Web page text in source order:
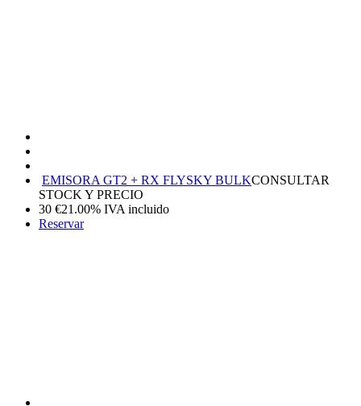
EMISORA GT2 + RX FLYSKY BULKCONSULTAR
STOCK Y PRECIO
30 €21.00% IVA incluido
Reservar